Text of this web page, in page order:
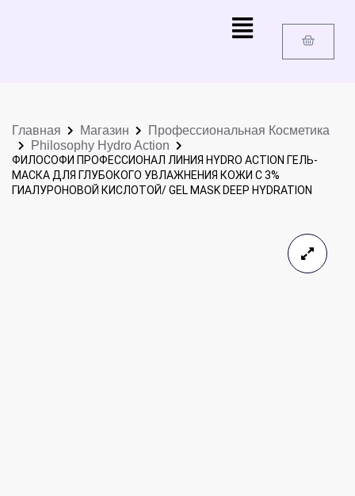
Главная Магазин
Профессиональная Косметика
Philosophy Hydro Action
ФИЛОСОФИ ПРОФЕССИОНАЛ ЛИНИЯ HYDRO ACTION ГЕЛЬ-
МАСКА ДЛЯ ГЛУБОКОГО УВЛАЖНЕНИЯ КОЖИ С 3%
ГИАЛУРОНОВОЙ КИСЛОТОЙ/ GEL MASK DEEP HYDRATION